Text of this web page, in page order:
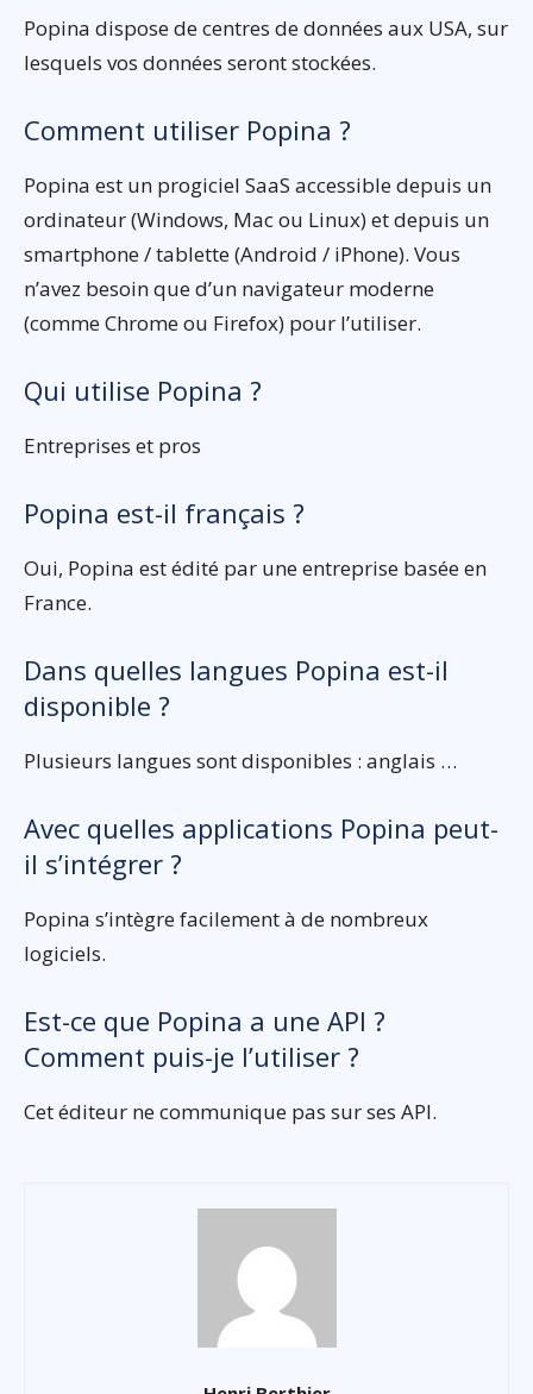
Popina dispose de centres de données aux USA, sur
lesquels vos données seront stockées.
Comment utiliser Popina ?
Popina est un progiciel SaaS accessible depuis un
ordinateur (Windows, Mac ou Linux) et depuis un
smartphone / tablette (Android / iPhone). Vous
n’avez besoin que d’un navigateur moderne
(comme Chrome ou Firefox) pour l’utiliser.
Qui utilise Popina ?
Entreprises et pros
Popina est-il français ?
Oui, Popina est édité par une entreprise basée en
France.
Dans quelles langues Popina est-il
disponible ?
Plusieurs langues sont disponibles : anglais …
Avec quelles applications Popina peut-
il s’intégrer ?
Popina s’intègre facilement à de nombreux
logiciels.
Est-ce que Popina a une API ?
Comment puis-je l’utiliser ?
Cet éditeur ne communique pas sur ses API.